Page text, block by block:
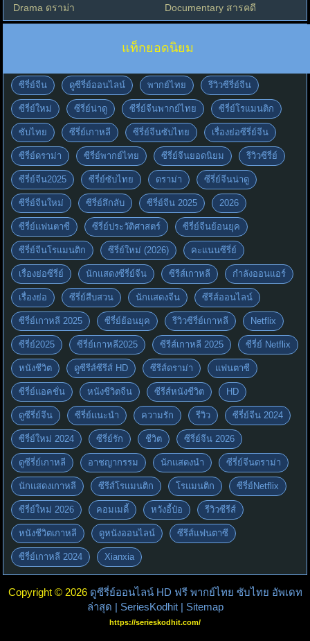
Drama ดราม่า Documentary สารคดี
แท็กยอดนิยม
ซีรี่ย์จีน ดูซีรี่ย์ออนไลน์ พากย์ไทย รีวิวซีรี่ย์จีน
ซีรี่ย์ใหม่ ซีรี่ย์น่าดู ซีรี่ย์จีนพากย์ไทย ซีรี่ย์โรแมนติก
ซับไทย ซีรี่ย์เกาหลี ซีรี่ย์จีนซับไทย เรื่องย่อซีรี่ย์จีน
ซีรี่ย์ดราม่า ซีรี่ย์พากย์ไทย ซีรี่ย์จีนยอดนิยม รีวิวซีรี่ย์
ซีรี่ย์จีน2025 ซีรี่ย์ซับไทย ดราม่า ซีรี่ย์จีนน่าดู
ซีรี่ย์จีนใหม่ ซีรี่ย์ลึกลับ ซีรี่ย์จีน 2025 2026
ซีรี่ย์แฟนตาซี ซีรี่ย์ประวัติศาสตร์ ซีรี่ย์จีนย้อนยุค
ซีรี่ย์จีนโรแมนติก ซีรี่ย์ใหม่ (2026) คะแนนซีรี่ย์
เรื่องย่อซีรี่ย์ นักแสดงซีรี่ย์จีน ซีรีส์เกาหลี กำลังออนแอร์
เรื่องย่อ ซีรี่ย์สืบสวน นักแสดงจีน ซีรีส์ออนไลน์
ซีรี่ย์เกาหลี 2025 ซีรี่ย์ย้อนยุค รีวิวซีรี่ย์เกาหลี Netflix
ซีรี่ย์2025 ซีรี่ย์เกาหลี2025 ซีรีส์เกาหลี 2025 ซีรี่ย์ Netflix
หนังชีวิต ดูซีรีส์ซีรีส์ HD ซีรีส์ดราม่า แฟนตาซี
ซีรี่ย์แอคชั่น หนังชีวิตจีน ซีรีส์หนังชีวิต HD
ดูซีรี่ย์จีน ซีรี่ย์แนะนำ ความรัก รีวิว ซีรี่ย์จีน 2024
ซีรี่ย์ใหม่ 2024 ซีรี่ย์รัก ชีวิต ซีรี่ย์จีน 2026
ดูซีรี่ย์เกาหลี อาชญากรรม นักแสดงนำ ซีรี่ย์จีนดราม่า
นักแสดงเกาหลี ซีรีส์โรแมนติก โรแมนติก ซีรี่ย์Netflix
ซีรี่ย์ใหม่ 2026 คอมเมดี้ หวังอี้ป๋อ รีวิวซีรีส์
หนังชีวิตเกาหลี ดูหนังออนไลน์ ซีรีส์แฟนตาซี
ซีรี่ย์เกาหลี 2024 Xianxia
Copyright © 2026 ดูซีรี่ย์ออนไลน์ HD ฟรี พากย์ไทย ซับไทย อัพเดท
ล่าสุด | SeriesKodhit | Sitemap
https://serieskodhit.com/